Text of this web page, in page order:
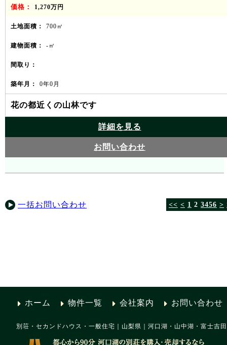
価格： 1,270万円
土地面積： 700㎡
建物面積： -㎡
間取り：
築年月： 0年0月
花の都近くの山林です
詳細を見る
お問い合わせ
一括お問い合わせ << < 1 2 3456 >
ホーム 物件一覧 会社案内 お問い合わせ
別荘・セカンドハウス・一般住宅｜山梨県｜河口湖・山中湖・富士吉田